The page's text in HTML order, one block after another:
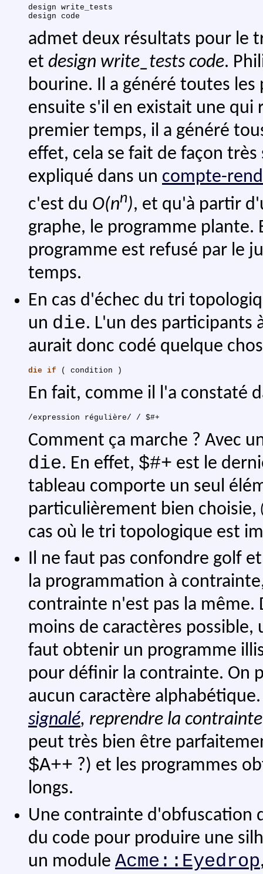
design write_tests
admet deux résultats pour le
et design write_tests code.
bourine. Il a généré toutes
ensuite s'il en existait une qui
premier temps, il a généré
effet, cela se fait de façon
expliqué dans un compte-
c'est du O(nn), et qu'à partir
graphe, le programme plante.
programme est refusé par le
temps.
En cas d'échec du tri
un die. L'un des participants
aurait donc codé quelque
die if ( condition )
En fait, comme il l'a constaté
Comment ça marche ? Avec
die. En effet, $#+ est le
tableau comporte un seul
particulièrement bien choisie,
cas où le tri topologique est
Il ne faut pas confondre golf
la programmation à
contrainte n'est pas la même.
moins de caractères
faut obtenir un programme
pour définir la contrainte. On
aucun caractère
signalé, reprendre la
peut très bien être
$A++ ?) et les programmes
longs.
Une contrainte d'obfuscation
du code pour produire une
un module Acme::Eyedrop